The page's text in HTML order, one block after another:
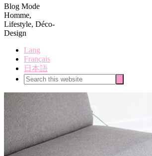
Blog Mode
Homme,
Lifestyle, Déco-
Design
Lang
Français
日本語
Search
this
website